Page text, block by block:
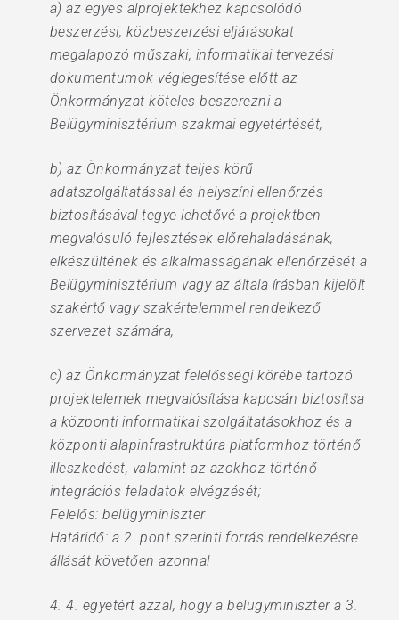
a) az egyes alprojektekhez kapcsolódó
beszerzési, közbeszerzési eljárásokat
megalapozó műszaki, informatikai tervezési
dokumentumok véglegesítése előtt az
Önkormányzat köteles beszerezni a
Belügyminisztérium szakmai egyetértését,
b) az Önkormányzat teljes körű
adatszolgáltatással és helyszíni ellenőrzés
biztosításával tegye lehetővé a projektben
megvalósuló fejlesztések előrehaladásának,
elkészültének és alkalmasságának ellenőrzését a
Belügyminisztérium vagy az általa írásban kijelölt
szakértő vagy szakértelemmel rendelkező
szervezet számára,
c) az Önkormányzat felelősségi körébe tartozó
projektelemek megvalósítása kapcsán biztosítsa
a központi informatikai szolgáltatásokhoz és a
központi alapinfrastruktúra platformhoz történő
illeszkedést, valamint az azokhoz történő
integrációs feladatok elvégzését;
Felelős: belügyminiszter
Határidő: a 2. pont szerinti forrás rendelkezésre
állását követően azonnal
4. 4. egyetért azzal, hogy a belügyminiszter a 3.